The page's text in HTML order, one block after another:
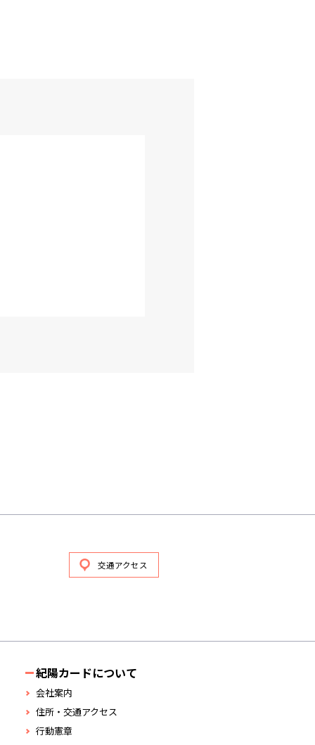
交通アクセス
紀陽カードについて
会社案内
住所・交通アクセス
行動憲章